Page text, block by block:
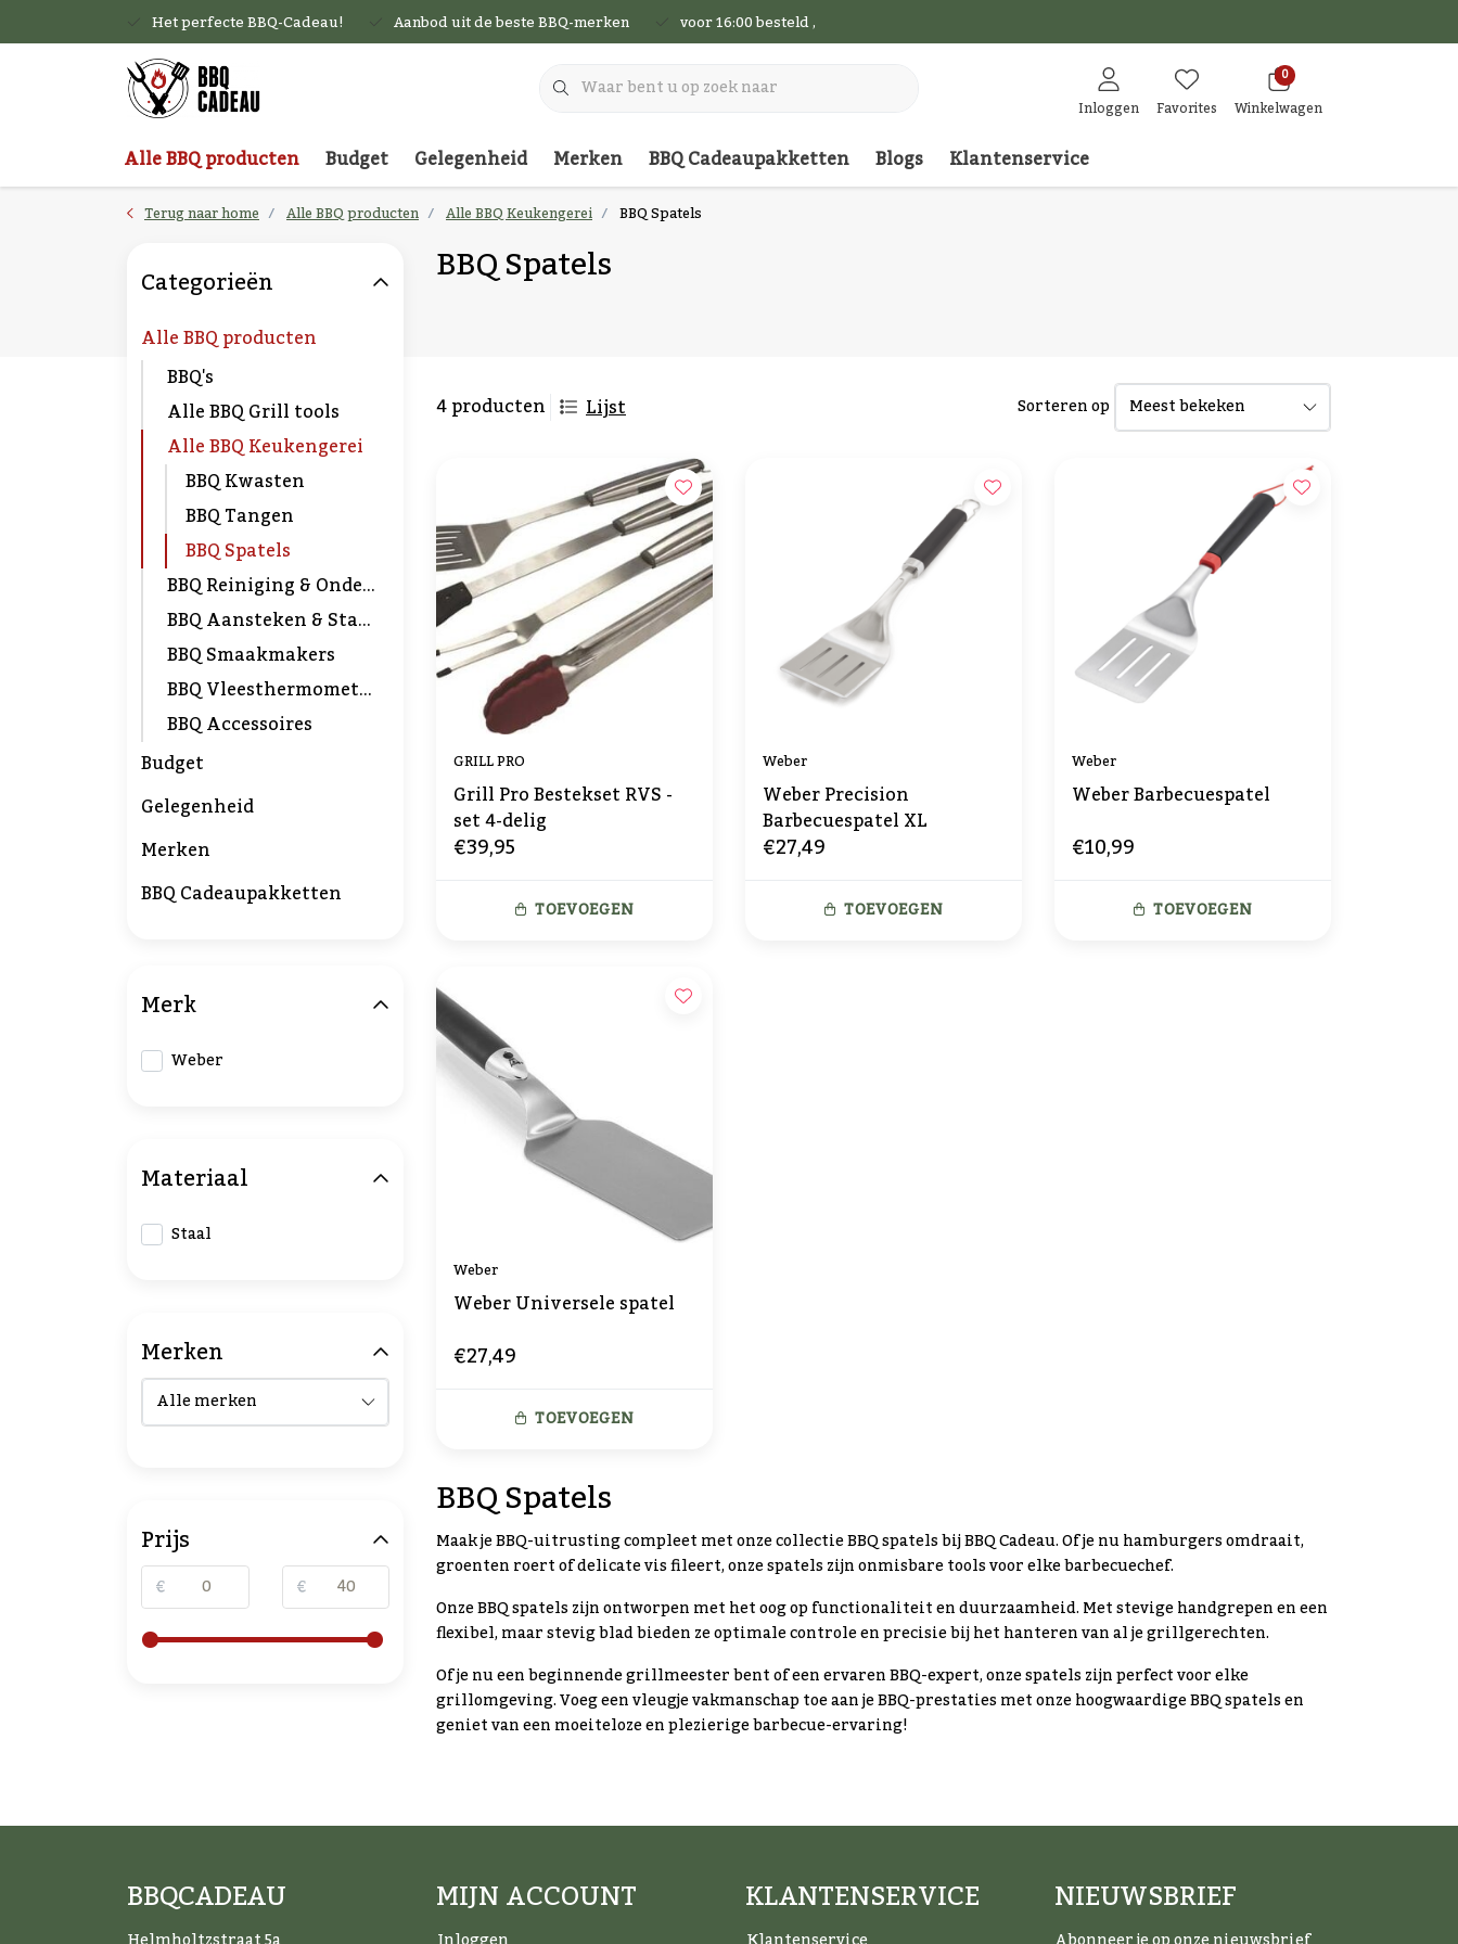
Het perfecte BBQ-Cadeau! Aanbod uit de beste BBQ-merken voor 16:00 besteld , vandaag nog verzonden
Inloggen Favorites
0
Winkelwagen
Alle BBQ producten Budget Gelegenheid Merken BBQ Cadeaupakketten Blogs Klantenservice
Terug naar home Alle BBQ producten Alle BBQ Keukengerei BBQ Spatels
BBQ Spatels
4 producten Lijst Sorteren op
GRILL PRO
Grill Pro Bestekset RVS -
set 4-delig
€39,95
TOEVOEGEN
Weber
Weber Precision
Barbecuespatel XL
€27,49
TOEVOEGEN
Weber
Weber Barbecuespatel
€10,99
TOEVOEGEN
Weber
Weber Universele spatel
€27,49
TOEVOEGEN
BBQ Spatels
Maak je BBQ-uitrusting compleet met onze collectie BBQ spatels bij BBQ Cadeau. Of je nu hamburgers omdraait,
groenten roert of delicate vis fileert, onze spatels zijn onmisbare tools voor elke barbecuechef.
Onze BBQ spatels zijn ontworpen met het oog op functionaliteit en duurzaamheid. Met stevige handgrepen en een
flexibel, maar stevig blad bieden ze optimale controle en precisie bij het hanteren van al je grillgerechten.
Of je nu een beginnende grillmeester bent of een ervaren BBQ-expert, onze spatels zijn perfect voor elke
grillomgeving. Voeg een vleugje vakmanschap toe aan je BBQ-prestaties met onze hoogwaardige BBQ spatels en
geniet van een moeiteloze en plezierige barbecue-ervaring!
Categorieën
Alle BBQ producten
BBQ's
Alle BBQ Grill tools
Alle BBQ Keukengerei
BBQ Kwasten
BBQ Tangen
BBQ Spatels
BBQ Reiniging & Onderhoud
BBQ Aansteken & Starters
BBQ Smaakmakers
BBQ Vleesthermometers
BBQ Accessoires
Budget
Gelegenheid
Merken
BBQ Cadeaupakketten
Merk
Weber
Materiaal
Staal
Merken
Prijs
€ €
BBQCADEAU MIJN ACCOUNT KLANTENSERVICE NIEUWSBRIEF